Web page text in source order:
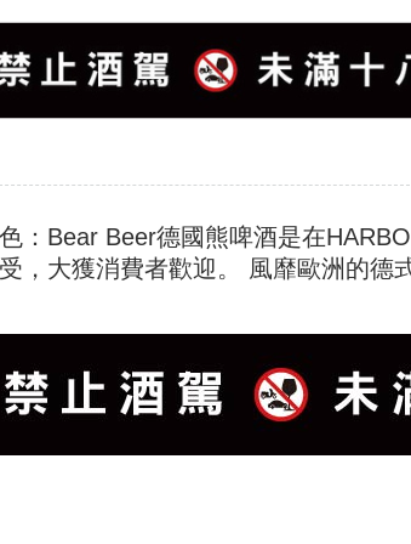
：Bear Beer德國熊啤酒是在
，大獲消費者歡迎。 風靡歐洲的德